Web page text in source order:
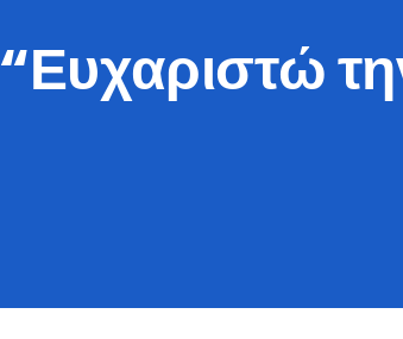
“Ευχαριστώ